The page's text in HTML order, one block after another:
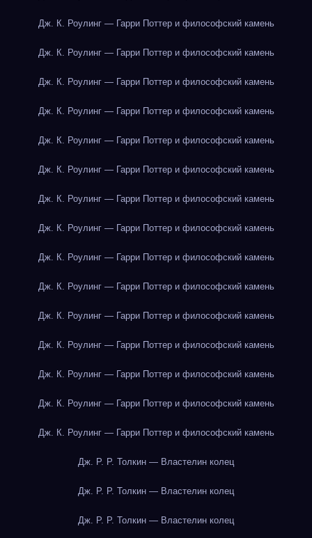
Дж. К. Роулинг — Гарри Поттер и философский камень
Дж. К. Роулинг — Гарри Поттер и философский камень
Дж. К. Роулинг — Гарри Поттер и философский камень
Дж. К. Роулинг — Гарри Поттер и философский камень
Дж. К. Роулинг — Гарри Поттер и философский камень
Дж. К. Роулинг — Гарри Поттер и философский камень
Дж. К. Роулинг — Гарри Поттер и философский камень
Дж. К. Роулинг — Гарри Поттер и философский камень
Дж. К. Роулинг — Гарри Поттер и философский камень
Дж. К. Роулинг — Гарри Поттер и философский камень
Дж. К. Роулинг — Гарри Поттер и философский камень
Дж. К. Роулинг — Гарри Поттер и философский камень
Дж. К. Роулинг — Гарри Поттер и философский камень
Дж. К. Роулинг — Гарри Поттер и философский камень
Дж. К. Роулинг — Гарри Поттер и философский камень
Дж. Р. Р. Толкин — Властелин колец
Дж. Р. Р. Толкин — Властелин колец
Дж. Р. Р. Толкин — Властелин колец